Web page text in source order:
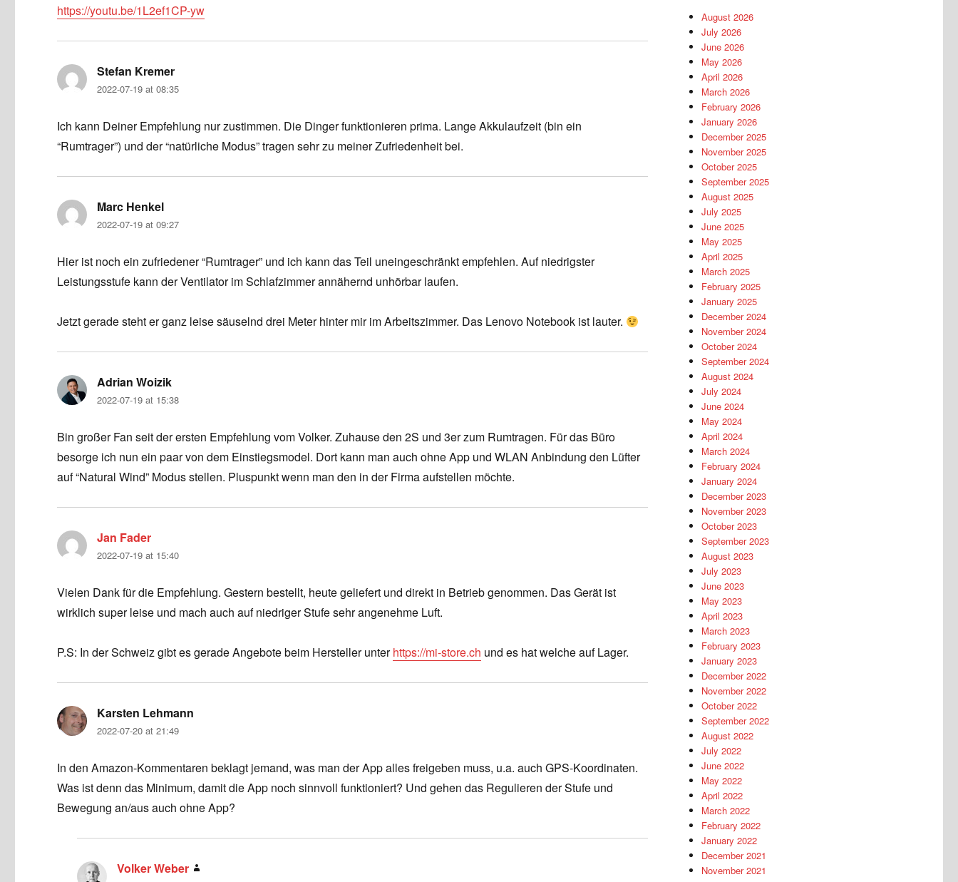
https://youtu.be/1L2ef1CP-yw
Stefan Kremer
2022-07-19 at 08:35
Ich kann Deiner Empfehlung nur zustimmen. Die Dinger funktionieren prima. Lange Akkulaufzeit (bin ein
“Rumtrager”) und der “natürliche Modus” tragen sehr zu meiner Zufriedenheit bei.
Marc Henkel
2022-07-19 at 09:27
Hier ist noch ein zufriedener “Rumtrager” und ich kann das Teil uneingeschränkt empfehlen. Auf niedrigster
Leistungsstufe kann der Ventilator im Schlafzimmer annähernd unhörbar laufen.
Jetzt gerade steht er ganz leise säuselnd drei Meter hinter mir im Arbeitszimmer. Das Lenovo Notebook ist lauter.
Adrian Woizik
2022-07-19 at 15:38
Bin großer Fan seit der ersten Empfehlung vom Volker. Zuhause den 2S und 3er zum Rumtragen. Für das Büro
besorge ich nun ein paar von dem Einstiegsmodel. Dort kann man auch ohne App und WLAN Anbindung den Lüfter
auf “Natural Wind” Modus stellen. Pluspunkt wenn man den in der Firma aufstellen möchte.
Jan Fader
2022-07-19 at 15:40
Vielen Dank für die Empfehlung. Gestern bestellt, heute geliefert und direkt in Betrieb genommen. Das Gerät ist
wirklich super leise und mach auch auf niedriger Stufe sehr angenehme Luft.
P.S: In der Schweiz gibt es gerade Angebote beim Hersteller unterhttps://mi-store.ch und es hat welche auf Lager.
Karsten Lehmann
2022-07-20 at 21:49
In den Amazon-Kommentaren beklagt jemand, was man der App alles freigeben muss, u.a. auch GPS-Koordinaten.
Was ist denn das Minimum, damit die App noch sinnvoll funktioniert? Und gehen das Regulieren der Stufe und
Bewegung an/aus auch ohne App?
Volker Weber
August 2026
July 2026
June 2026
May 2026
April 2026
March 2026
February 2026
January 2026
December 2025
November 2025
October 2025
September 2025
August 2025
July 2025
June 2025
May 2025
April 2025
March 2025
February 2025
January 2025
December 2024
November 2024
October 2024
September 2024
August 2024
July 2024
June 2024
May 2024
April 2024
March 2024
February 2024
January 2024
December 2023
November 2023
October 2023
September 2023
August 2023
July 2023
June 2023
May 2023
April 2023
March 2023
February 2023
January 2023
December 2022
November 2022
October 2022
September 2022
August 2022
July 2022
June 2022
May 2022
April 2022
March 2022
February 2022
January 2022
December 2021
November 2021